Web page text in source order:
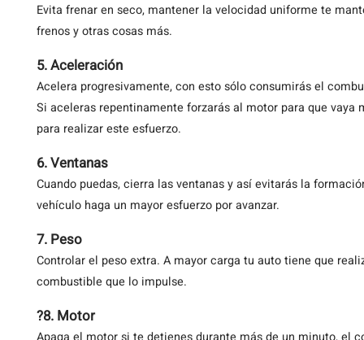
Evita frenar en seco, mantener la velocidad uniforme te
frenos y otras cosas más.
5. Aceleración
Acelera progresivamente, con esto sólo consumirás el
Si aceleras repentinamente forzarás al motor para que
para realizar este esfuerzo.
6. Ventanas
Cuando puedas, cierra las ventanas y así evitarás la
vehículo haga un mayor esfuerzo por avanzar.
7. Peso
Controlar el peso extra. A mayor carga tu auto tiene que
combustible que lo impulse.
?8. Motor